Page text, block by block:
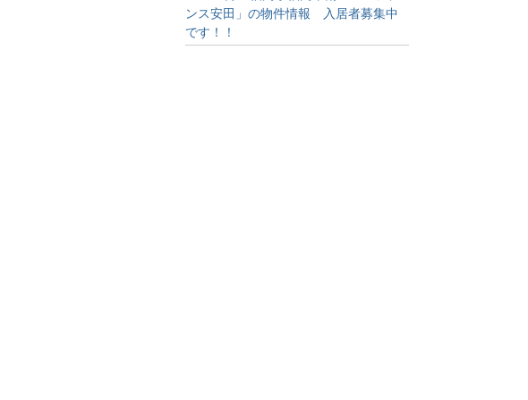
ンス安田」の物件情報 入居者募集中
です！！